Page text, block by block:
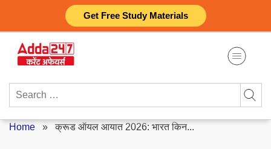
Get Free Study Materials
content
Search
Home »क्रूड ऑयल आयात 2026: भारत किन...